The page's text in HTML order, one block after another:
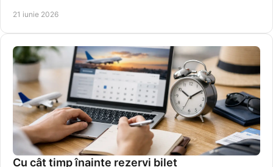
21 iunie 2026
Cu cât timp înainte rezervi bilet